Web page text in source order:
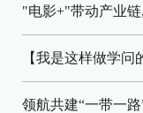
"电影+"带动产业
【我是这样做学
领航共建“一带一